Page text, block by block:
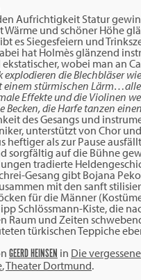
Aufrichtigkeit Statur
und schöner Höhe
es Siegesfeiern und
hat Holmès glänzend
wobei man an
explodieren die Blechbläser
stürmischen
Effekte und die Violinen
Becken, die Harfe tanzen
des Gesangs und
unterstützt von Chor
heftiger als zur Pause
sorgfältig auf die Bühne
tradierte
Gesang gibt Bojana
mit den sanft
für die Männer
Schlössmann-Kiste, die
Raum und Zeiten
türkischen Teppiche
GEERD HEINSEN in Die
,Theater Dortmund.